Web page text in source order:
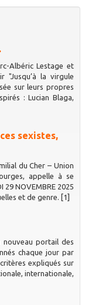
Albéric Lestage et
"Jusqu’à la virgule
sur leurs propres
: Lucian Blaga,
sexistes,
du Cher – Union
appelle à se
29 NOVEMBRE 2025
et de genre. [1]
portail des
chaque jour par
expliqués sur
internationale,